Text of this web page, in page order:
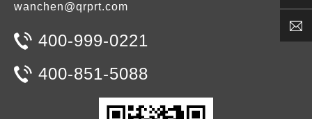
wanchen@qrprt.com
400-999-0221
400-851-5088